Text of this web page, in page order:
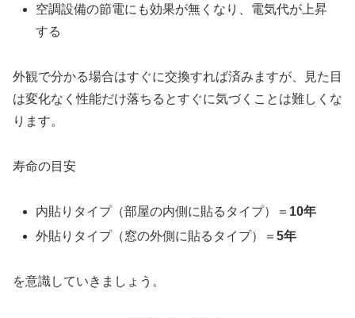
空調設備の節電にも効果が無くなり、電気代が上昇
する
外観で分かる場合はすぐに交換すれば済みますが、見た目
は変化なく性能だけ落ちるとすぐに気づくことは難しくな
ります。
寿命の目安
内貼りタイプ（部屋の内側に貼るタイプ）＝ 10年
外貼りタイプ（窓の外側に貼るタイプ）＝5年
を意識していきましょう。